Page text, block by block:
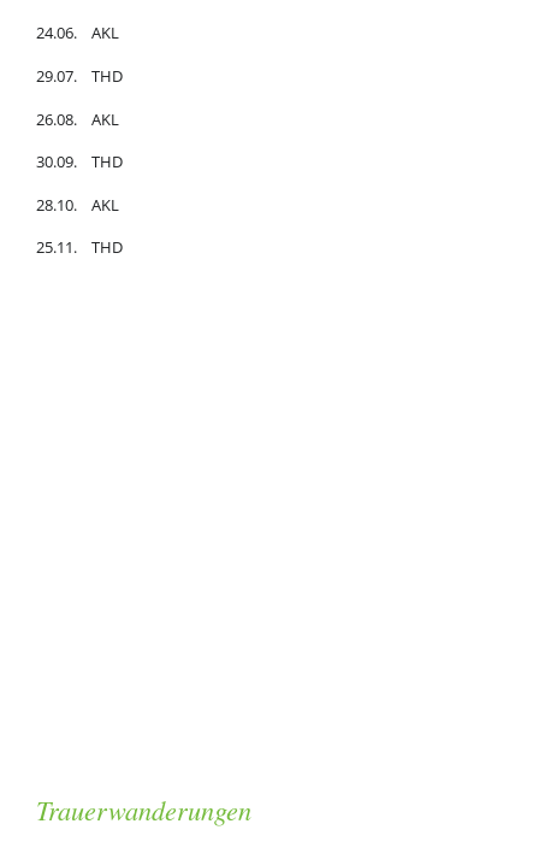
24.06. AKL
29.07. THD
26.08. AKL
30.09. THD
28.10. AKL
25.11. THD
Trauerwanderungen